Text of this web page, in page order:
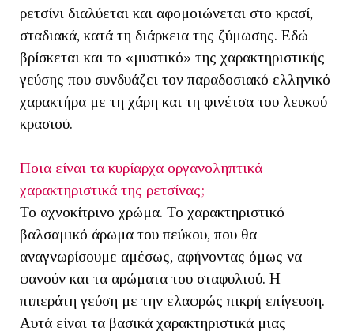
ρετσίνι διαλύεται και αφομοιώνεται στο κρασί,
σταδιακά, κατά τη διάρκεια της ζύμωσης. Εδώ
βρίσκεται και το «μυστικό» της χαρακτηριστικής
γεύσης που συνδυάζει τον παραδοσιακό ελληνικό
χαρακτήρα με τη χάρη και τη φινέτσα του λευκού
κρασιού.
Ποια είναι τα κυρίαρχα οργανοληπτικά
χαρακτηριστικά της ρετσίνας;
Το αχνοκίτρινο χρώμα. Το χαρακτηριστικό
βαλσαμικό άρωμα του πεύκου, που θα
αναγνωρίσουμε αμέσως, αφήνοντας όμως να
φανούν και τα αρώματα του σταφυλιού. Η
πιπεράτη γεύση με την ελαφρώς πικρή επίγευση.
Αυτά είναι τα βασικά χαρακτηριστικά μιας